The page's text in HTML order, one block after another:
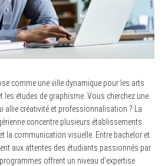
comme une ville dynamique pour les arts
les études de graphisme. Vous cherchez une
allie créativité et professionnalisation ? La
concentre plusieurs établissements
la communication visuelle. Entre bachelor et
aux attentes des étudiants passionnés par
offrent un niveau d’expertise